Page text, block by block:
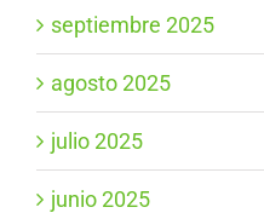
septiembre 2025
agosto 2025
julio 2025
junio 2025